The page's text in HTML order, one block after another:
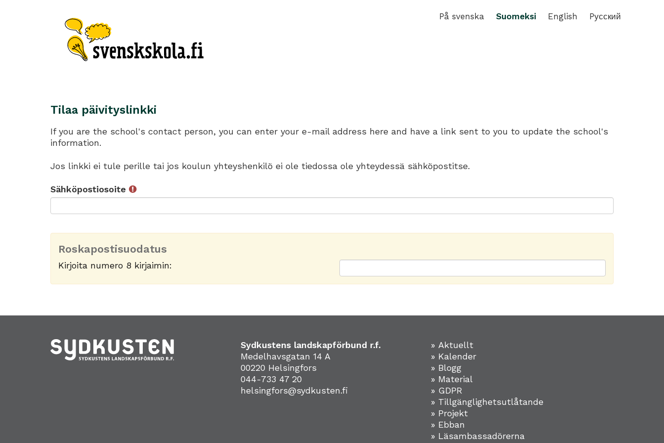
På svenska Suomeksi English Pусский
Tilaa päivityslinkki
If you are the school's contact person, you can enter your e-mail address here and have a link sent to you to update the school's
information.
Jos linkki ei tule perille tai jos koulun yhteyshenkilö ei ole tiedossa ole yhteydessä sähköpostitse.
Sähköpostiosoite
Roskapostisuodatus
Kirjoita numero 8 kirjaimin:
Sydkustens landskapförbund r.f.
Medelhavsgatan 14 A
00220 Helsingfors
044-733 47 20
helsingfors@sydkusten.fi
» Aktuellt
» Kalender
» Blogg
» Material
» GDPR
» Tillgänglighetsutlåtande
» Projekt
» Ebban
» Läsambassadörerna